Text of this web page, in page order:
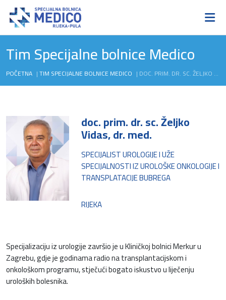
Tim Specijalne bolnice Medico
POČETNA |TIM SPECIJALNE BOLNICE MEDICO | DOC. PRIM. DR. SC. ŽELJKO VIDAS, DR. MED.
doc. prim. dr. sc. Željko
Vidas, dr. med.
SPECIJALIST UROLOGIJE I UŽE
SPECIJALNOSTI IZ UROLOŠKE ONKOLOGIJE I
TRANSPLATACIJE BUBREGA
RIJEKA
Specijalizaciju iz urologije završio je u Kliničkoj bolnici Merkur u
Zagrebu, gdje je godinama radio na transplantacijskom i
onkološkom programu, stječući bogato iskustvo u liječenju
uroloških bolesnika.